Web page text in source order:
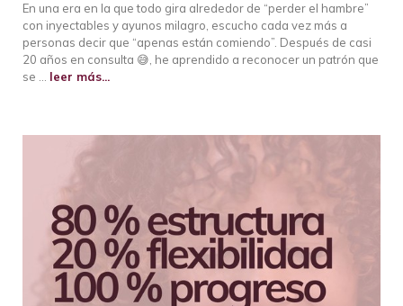
En una era en la que todo gira alrededor de “perder el hambre”
con inyectables y ayunos milagro, escucho cada vez más a
personas decir que “apenas están comiendo”. Después de casi
20 años en consulta 😅, he aprendido a reconocer un patrón que
se … leer más...